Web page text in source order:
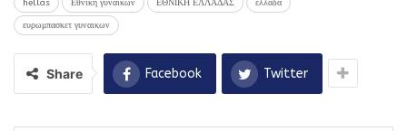
hellas Εθνική γυναικών ΕΘΝΙΚΗ ΕΛΛΑΔΑΣ ελλαδα
ευρωμπασκετ γυναικων
Share Facebook Twitter